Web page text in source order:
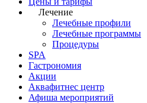
Лечение
Лечебные профили
Лечебные программы
Процедуры
SPA
Гастрономия
Акции
Аквафитнес центр
Афиша мероприятий